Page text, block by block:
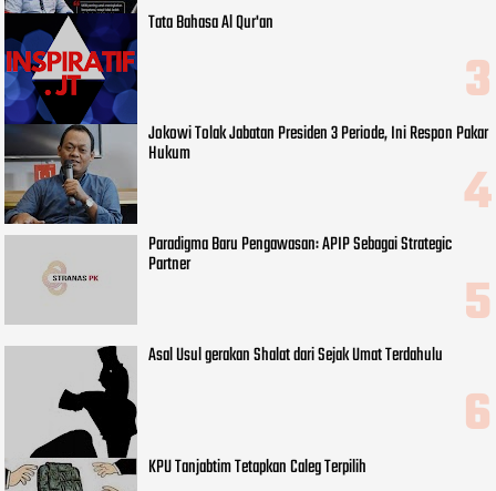
Tata Bahasa Al Qur'an
Jokowi Tolak Jabatan Presiden 3 Periode, Ini Respon Pakar
Hukum
Paradigma Baru Pengawasan: APIP Sebagai Strategic
Partner
Asal Usul gerakan Shalat dari Sejak Umat Terdahulu
KPU Tanjabtim Tetapkan Caleg Terpilih